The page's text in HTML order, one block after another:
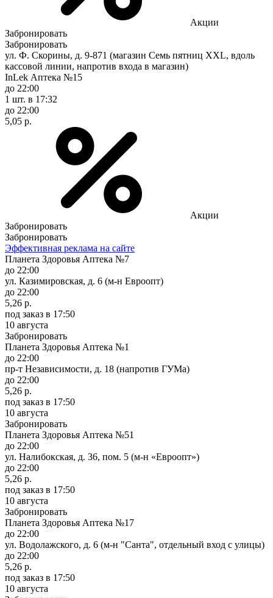
Акции
Забронировать
Забронировать
ул. Ф. Скорины, д. 9-871 (магазин Семь пятниц XXL, вдоль
кассовой линии, напротив входа в магазин)
InLek Аптека №15
до 22:00
1 шт. в 17:32
до 22:00
5,05 р.
Акции
Забронировать
Забронировать
Эффективная реклама на сайте
Планета Здоровья Аптека №7
до 22:00
ул. Казимировская, д. 6 (м-н Евроопт)
до 22:00
5,26 р.
под заказ в 17:50
10 августа
Забронировать
Планета Здоровья Аптека №1
до 22:00
пр-т Независимости, д. 18 (напротив ГУМа)
до 22:00
5,26 р.
под заказ в 17:50
10 августа
Забронировать
Планета Здоровья Аптека №51
до 22:00
ул. Налибокская, д. 36, пом. 5 (м-н «Евроопт»)
до 22:00
5,26 р.
под заказ в 17:50
10 августа
Забронировать
Планета Здоровья Аптека №17
до 22:00
ул. Водолажского, д. 6 (м-н "Санта", отдельный вход с улицы)
до 22:00
5,26 р.
под заказ в 17:50
10 августа